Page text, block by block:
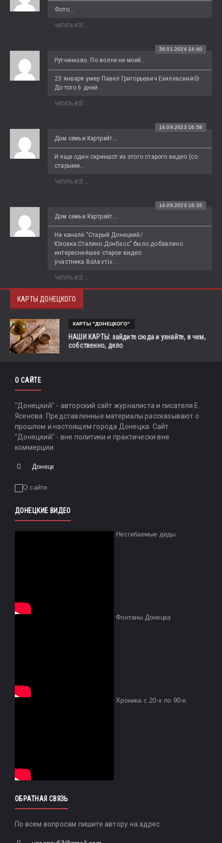
Фото:...
ЧИТАТЬ ВСЁ...
Рутченково. По волне не моей...
26.01.2024 14:40
23 января умер Павел Григорьевич Ехилевский😢
До того 6 дней...
ЧИТАТЬ ВСЁ...
Дом семьи Картрайт...
14.09.2023 16:58
И еще один скриншот из этого старого видео (со
старыми...
ЧИТАТЬ ВСЁ...
Дом семьи Картрайт...
14.09.2023 16:35
На канале "Старый Донецкий/
Юзовка.Сталино.Донбасс" было добавлено
интереснейшее старое видео
участника Βαλεντίν...
ЧИТАТЬ ВСЁ...
КАРТЫ ДОНЕЦКОГО
КАРТЫ "ДОНЕЦКОГО"
НАШИ КАРТЫ: зайдите сюда и узнайте, в чем,
собственно, дело
О САЙТЕ
"Донецкий" - авторский сайт журналиста и писателя Е.
Ясенова. Представленные материалы рассказывают о
прошлом и настоящем города Донецка. Сайт
"Донецкий" - вне политики и практически вне
коммерции.
Донецк
ДОНЕЦКИЕ ВИДЕО
Несгибаемые деды
Фонтаны Донецка
Хроника с 20-х по 90-е
ОБРАТНАЯ СВЯЗЬ
По всем вопросам пишите автору на адрес: